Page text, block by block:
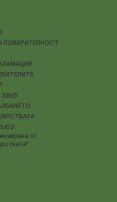
ПОВЕРИТЕЛНОСТ
ЗВЕБ
от